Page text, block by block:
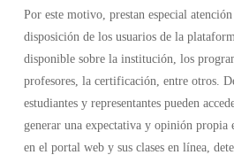
Por este motivo, prestan especial
disposición de los usuarios de la
disponible sobre la institución, los
profesores, la certificación, entre otros.
estudiantes y representantes pueden
generar una expectativa y opinión propia
en el portal web y sus clases en línea,